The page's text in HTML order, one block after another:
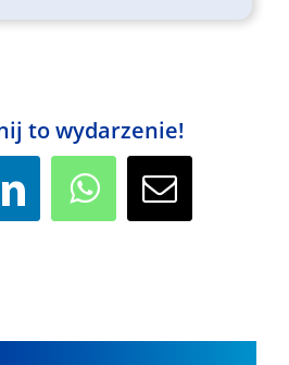
to wydarzenie!
LinkedIn WhatsAppEmail